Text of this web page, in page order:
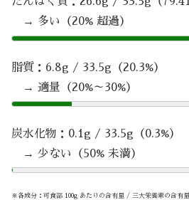
→ 多い（20% 超過）
脂質：6.8g / 33.5g（20.3%）
→ 適量（20%～30%）
炭水化物：0.1g / 33.5g（0.3%）
→ 少ない（50% 未満）
※各成分：可食部 100g あたりの含有量 / 三大栄養素の含有量